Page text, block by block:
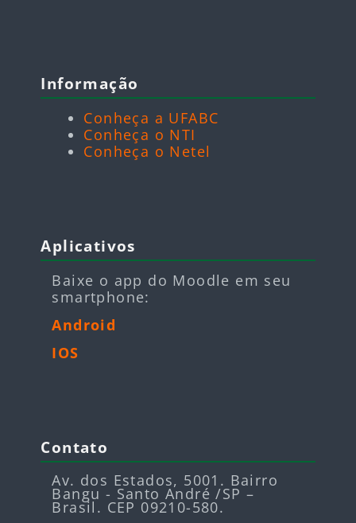
Informação
Conheça a UFABC
Conheça o NTI
Conheça o Netel
Aplicativos
Baixe o app do Moodle em seu
smartphone:
Android
IOS
Contato
Av. dos Estados, 5001. Bairro
Bangu - Santo André /SP –
Brasil. CEP 09210-580.